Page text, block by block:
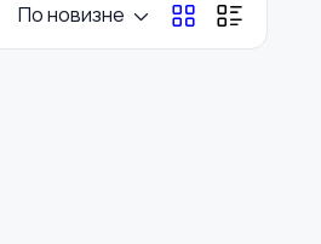
По новизне